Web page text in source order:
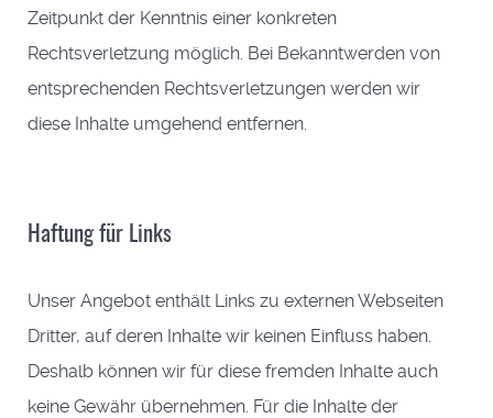
Zeitpunkt der Kenntnis einer konkreten
Rechtsverletzung möglich. Bei Bekanntwerden von
entsprechenden Rechtsverletzungen werden wir
diese Inhalte umgehend entfernen.
Haftung für Links
Unser Angebot enthält Links zu externen Webseiten
Dritter, auf deren Inhalte wir keinen Einfluss haben.
Deshalb können wir für diese fremden Inhalte auch
keine Gewähr übernehmen. Für die Inhalte der